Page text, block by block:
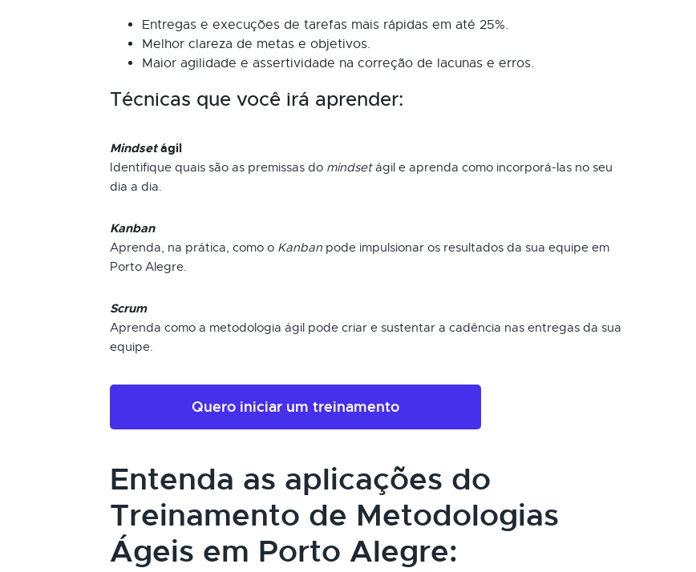
Entregas e execuções de tarefas mais rápidas em até 25%.
Melhor clareza de metas e objetivos.
Maior agilidade e assertividade na correção de lacunas e erros.
Técnicas que você irá aprender:
Mindsetágil
Identifique quais são as premissas do mindsetágil e aprenda como incorporá-las no seu
dia a dia.
Kanban
Aprenda, na prática, como o Kanban pode impulsionar os resultados da sua equipe em
Porto Alegre.
Scrum
Aprenda como a metodologia ágil pode criar e sustentar a cadência nas entregas da sua
equipe.
Quero iniciar um treinamento
Entenda as aplicações do
Treinamento de Metodologias
Ágeis em Porto Alegre: